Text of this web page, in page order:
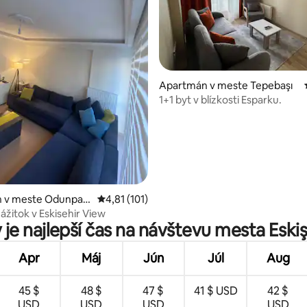
4,67 z 5, počet hodnotení: 30
v meste Odunpaz
Priemerné ohodnotenie 4,81 z 5, počet
4,81 (101)
v Eskisehir View
Apartmán v meste Tepebaşı
1+1 byt v blízkosti Esparku.
je najlepší čas na návštevu mesta
Apr Máj Jún Júl Aug
45 $
48 $
47 $
41 $ USD
42 $